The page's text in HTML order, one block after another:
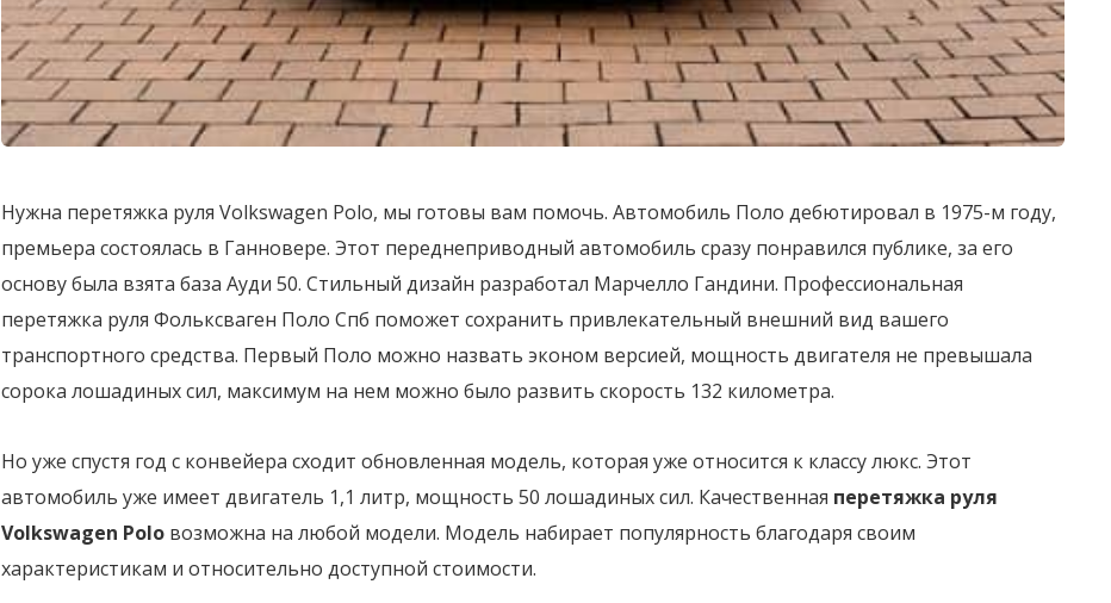
Нужна перетяжка руля Volkswagen Polo, мы готовы вам помочь. Автомобиль Поло дебютировал в 1975-м году,
премьера состоялась в Ганновере. Этот переднеприводный автомобиль сразу понравился публике, за его
основу была взята база Ауди 50. Стильный дизайн разработал Марчелло Гандини. Профессиональная
перетяжка руля Фольксваген Поло Спб поможет сохранить привлекательный внешний вид вашего
транспортного средства. Первый Поло можно назвать эконом версией, мощность двигателя не превышала
сорока лошадиных сил, максимум на нем можно было развить скорость 132 километра.
Но уже спустя год с конвейера сходит обновленная модель, которая уже относится к классу люкс. Этот
автомобиль уже имеет двигатель 1,1 литр, мощность 50 лошадиных сил. Качественная перетяжка руля
Volkswagen Polo возможна на любой модели. Модель набирает популярность благодаря своим
характеристикам и относительно доступной стоимости.